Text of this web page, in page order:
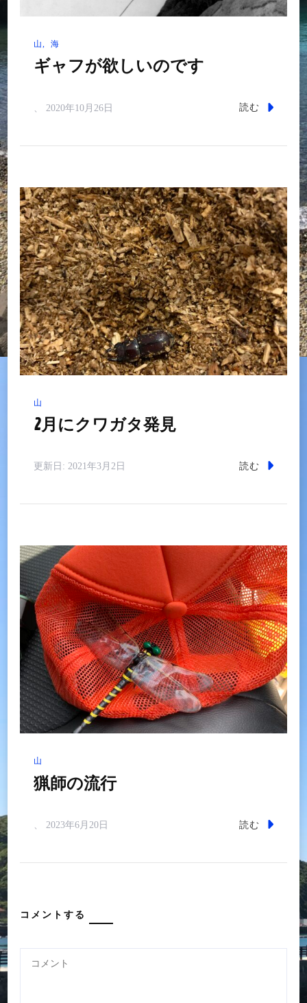
山 海
ギャフが欲しいのです
2020年10月26日 読む
山
2月にクワガタ発見
更新日: 2021年3月2日 読む
山
猟師の流行
2023年6月20日 読む
コメントする